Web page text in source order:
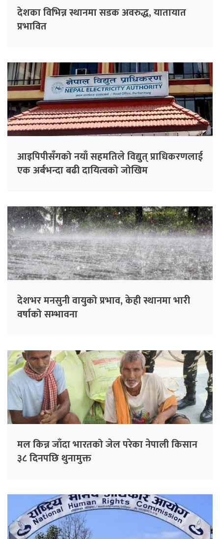
देशका विभिन्न स्थानमा सडक अवरुद्ध, यातायात
प्रभावित
आइपिपीसँगको नयाँ सहमतिले विद्युत् प्राधिकरणलाई
एक अर्बभन्दा बढी दायित्वको जोखिम
देशभर मनसुनी वायुको प्रभाव, केही स्थानमा भारी
वर्षाको सम्भावना
मल किन्न जाँदा भारतको जेल परेका नेपाली किसान
३८ दिनपछि थुनामुक्त